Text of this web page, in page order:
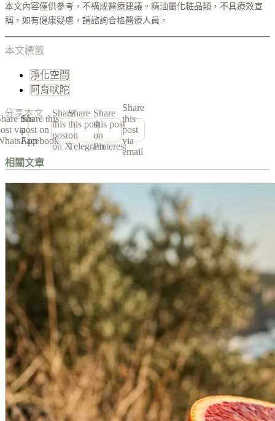
本文內容僅供參考，不構成醫療建議。精油屬化粧品類，不具療效宣
稱。如有健康疑慮，請諮詢合格醫療人員。
本文標籤
淨化空間
阿育吠陀
分享本文
this
via
Share this
post on
Facebook
Share
this
post
on X
Share
this post
on
Telegram
Share
this post
on
Pinterest
Share
this
post
via
email
相關文章